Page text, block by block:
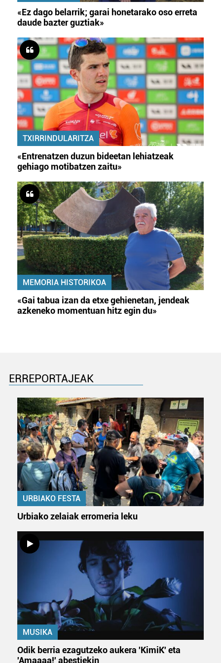
«Ez dago belarrik; garai honetarako oso erreta
daude bazter guztiak»
TXIRRINDULARITZA
«Entrenatzen duzun bideetan lehiatzeak
gehiago motibatzen zaitu»
MEMORIA HISTORIKOA
«Gai tabua izan da etxe gehienetan, jendeak
azkeneko momentuan hitz egin du»
ERREPORTAJEAK
URBIAKO FESTA
Urbiako zelaiak erromeria leku
MUSIKA
Odik berria ezagutzeko aukera 'KimiK' eta
'Amaaaa!' abestiekin